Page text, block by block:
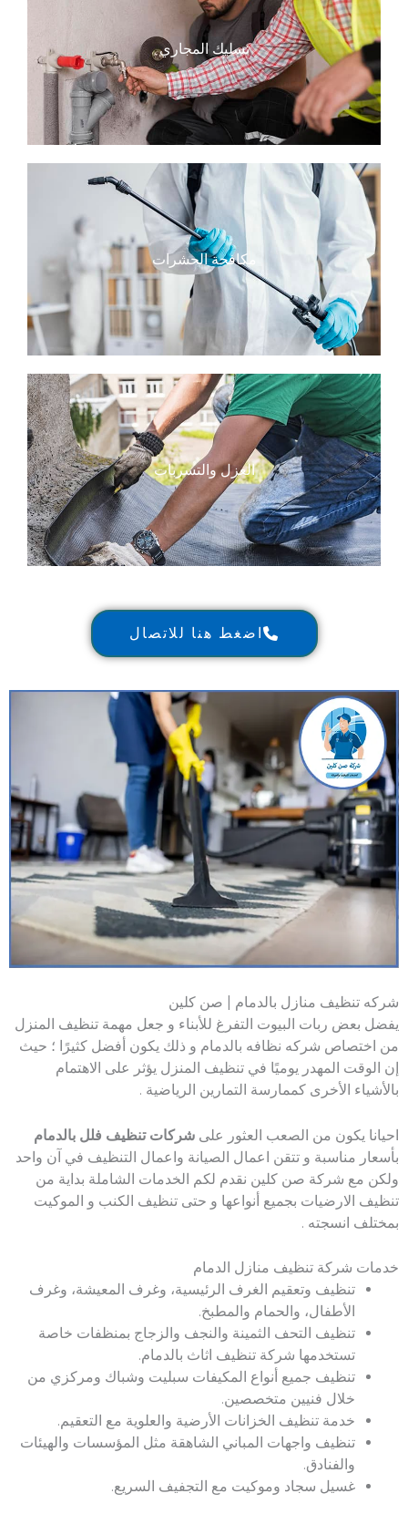
تسليك المجاري
مكافحة الحشرات
العزل والتسربات
اضغط هنا للاتصال
شركه تنظيف منازل بالدمام | صن كلين
يفضل بعض ربات البيوت التفرغ للأبناء و جعل مهمة تنظيف المنزل
من اختصاص شركه نظافه بالدمام و ذلك يكون أفضل كثيرًا ؛ حيث
إن الوقت المهدر يوميًا في تنظيف المنزل يؤثر على الاهتمام
بالأشياء الأخرى كممارسة التمارين الرياضية .
احيانا يكون من الصعب العثور على شركات تنظيف فلل بالدمام
بأسعار مناسبة و تتقن اعمال الصيانة واعمال التنظيف في آن واحد
ولكن مع شركة صن كلين نقدم لكم الخدمات الشاملة بداية من
تنظيف الارضيات بجميع أنواعها و حتى تنظيف الكنب و الموكيت
بمختلف انسجته .
خدمات شركة تنظيف منازل الدمام
تنظيف وتعقيم الغرف الرئيسية، وغرف المعيشة، وغرف
الأطفال، والحمام والمطبخ.
تنظيف التحف الثمينة والنجف والزجاج بمنظفات خاصة
تستخدمها شركة تنظيف اثاث بالدمام.
تنظيف جميع أنواع المكيفات سبليت وشباك ومركزي من
خلال فنيين متخصصين.
خدمة تنظيف الخزانات الأرضية والعلوية مع التعقيم.
تنظيف واجهات المباني الشاهقة مثل المؤسسات والهيئات
والفنادق.
غسيل سجاد وموكيت مع التجفيف السريع.